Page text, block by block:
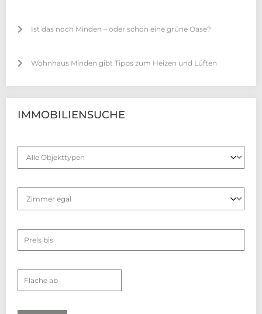
Ist das noch Minden – oder schon eine grüne Oase?
Wohnhaus Minden gibt Tipps zum Heizen und Lüften
IMMOBILIENSUCHE